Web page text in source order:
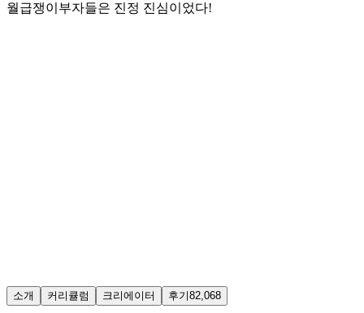
월급쟁이부자들은 진정 진심이었다!
소개 커리큘럼 크리에이터 후기82,068